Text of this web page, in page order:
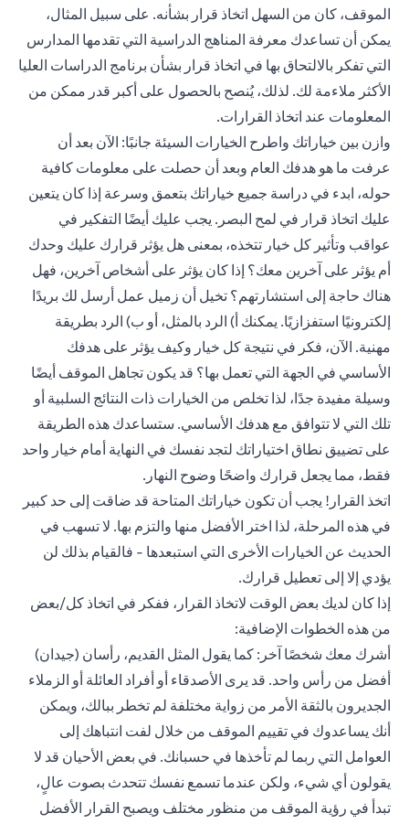
الموقف، كان من السهل اتخاذ قرار بشأنه. على سبيل المثال،
يمكن أن تساعدك معرفة المناهج الدراسية التي تقدمها المدارس
التي تفكر بالالتحاق بها في اتخاذ قرار بشأن برنامج الدراسات العليا
الأكثر ملاءمة لك. لذلك، يُنصح بالحصول على أكبر قدر ممكن من
المعلومات عند اتخاذ القرارات.
وازن بين خياراتك واطرح الخيارات السيئة جانبًا: الآن بعد أن
عرفت ما هو هدفك العام وبعد أن حصلت على معلومات كافية
حوله، ابدء في دراسة جميع خياراتك بتعمق وسرعة إذا كان يتعين
عليك اتخاذ قرار في لمح البصر. يجب عليك أيضًا التفكير في
عواقب وتأثير كل خيار تتخذه، بمعنى هل يؤثر قرارك عليك وحدك
أم يؤثر على آخرين معك؟ إذا كان يؤثر على أشخاص آخرين، فهل
هناك حاجة إلى استشارتهم؟ تخيل أن زميل عمل أرسل لك بريدًا
إلكترونيًا استفزازيًا. يمكنك أ) الرد بالمثل، أو ب) الرد بطريقة
مهنية. الآن، فكر في نتيجة كل خيار وكيف يؤثر على هدفك
الأساسي في الجهة التي تعمل بها؟ قد يكون تجاهل الموقف أيضًا
وسيلة مفيدة جدًا، لذا تخلص من الخيارات ذات النتائج السلبية أو
تلك التي لا تتوافق مع هدفك الأساسي. ستساعدك هذه الطريقة
على تضييق نطاق اختياراتك لتجد نفسك في النهاية أمام خيار واحد
فقط، مما يجعل قرارك واضحًا وضوح النهار.
اتخذ القرار! يجب أن تكون خياراتك المتاحة قد ضاقت إلى حد كبير
في هذه المرحلة، لذا اختر الأفضل منها والتزم بها. لا تسهب في
الحديث عن الخيارات الأخرى التي استبعدها - فالقيام بذلك لن
يؤدي إلا إلى تعطيل قرارك.
إذا كان لديك بعض الوقت لاتخاذ القرار، ففكر في اتخاذ كل/بعض
من هذه الخطوات الإضافية:
أشرك معك شخصًا آخر: كما يقول المثل القديم، رأسان (جيدان)
أفضل من رأس واحد. قد يرى الأصدقاء أو أفراد العائلة أو الزملاء
الجديرون بالثقة الأمر من زواية مختلفة لم تخطر ببالك، ويمكن
أنك يساعدوك في تقييم الموقف من خلال لفت انتباهك إلى
العوامل التي ربما لم تأخذها في حسبانك. في بعض الأحيان قد لا
يقولون أي شيء، ولكن عندما تسمع نفسك تتحدث بصوت عالٍ،
تبدأ في رؤية الموقف من منظور مختلف ويصبح القرار الأفضل